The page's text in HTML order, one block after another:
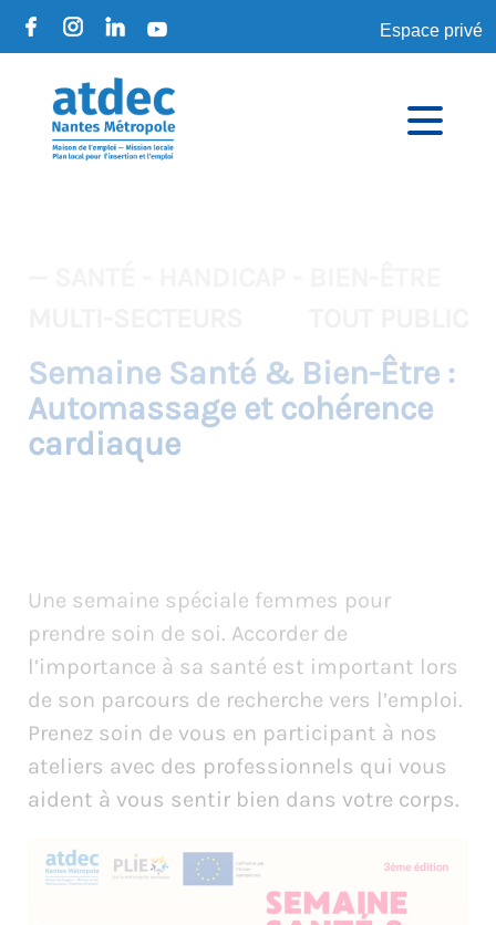
Espace privé
Semaine Santé & Bien-Être :
Automassage et cohérence
cardiaque
Une semaine spéciale femmes pour
prendre soin de soi. Accorder de
l’importance à sa santé est important lors
de son parcours de recherche vers l’emploi.
Prenez soin de vous en participant à nos
ateliers avec des professionnels qui vous
aident à vous sentir bien dans votre corps.